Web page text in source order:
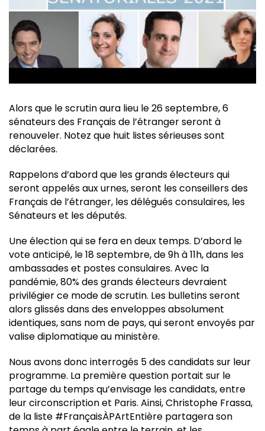
Alors que le scrutin aura lieu le 26 septembre, 6
sénateurs des Français de l’étranger seront à
renouveler. Notez que huit listes sérieuses sont
déclarées.
Rappelons d’abord que les grands électeurs qui
seront appelés aux urnes, seront les conseillers des
Français de l’étranger, les délégués consulaires, les
Sénateurs et les députés.
Une élection qui se fera en deux temps. D’abord le
vote anticipé, le 18 septembre, de 9h à 11h, dans les
ambassades et postes consulaires. Avec la
pandémie, 80% des grands électeurs devraient
privilégier ce mode de scrutin. Les bulletins seront
alors glissés dans des enveloppes absolument
identiques, sans nom de pays, qui seront envoyés par
valise diplomatique au ministère.
Nous avons donc interrogés 5 des candidats sur leur
programme. La première question portait sur le
partage du temps qu’envisage les candidats, entre
leur circonscription et Paris. Ainsi, Christophe Frassa,
de la liste #FrançaisÀPArtEntière partagera son